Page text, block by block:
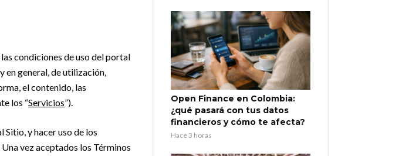
condiciones de uso del portal
y en general, de utilización,
el contenido, las
los “Servicios”).
y hacer uso de los
vez aceptados los Términos
Open Finance en Colombia:
¿qué pasará con tus datos
financieros y cómo te afecta?
Hace 3 horas